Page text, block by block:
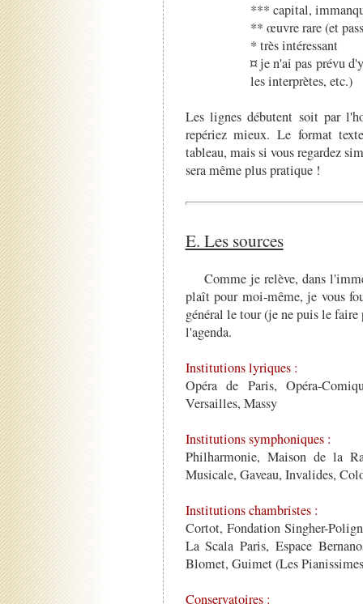
*** capital,
** œuvre rare (et
* très intéressant
¤ je n'ai pas prévu
les interprètes, etc.)
Les lignes débutent soit par
repériez mieux. Le format
tableau, mais si vous regardez
sera même plus pratique !
E. Les sources
Comme je relève, dans
plaît pour moi-même, je vous
général le tour (je ne puis le
l'agenda.
Institutions lyriques :
Opéra de Paris, Opéra-
Versailles, Massy
Institutions symphoniques :
Philharmonie, Maison de la
Musicale, Gaveau, Invalides,
Institutions chambristes :
Cortot, Fondation Singher-
La Scala Paris, Espace
Blomet, Guimet (Les
Conservatoires :